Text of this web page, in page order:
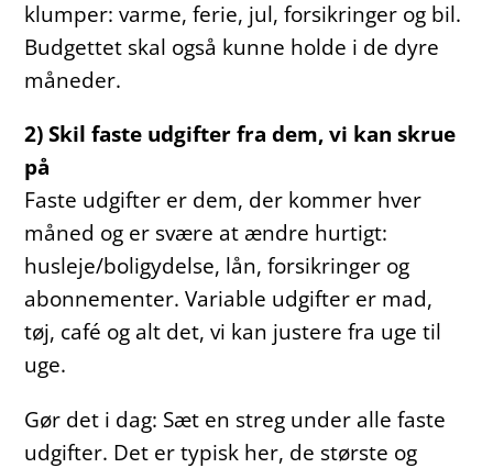
klumper: varme, ferie, jul, forsikringer og bil.
Budgettet skal også kunne holde i de dyre
måneder.
2) Skil faste udgifter fra dem, vi kan skrue
på
Faste udgifter er dem, der kommer hver
måned og er svære at ændre hurtigt:
husleje/boligydelse, lån, forsikringer og
abonnementer. Variable udgifter er mad,
tøj, café og alt det, vi kan justere fra uge til
uge.
Gør det i dag: Sæt en streg under alle faste
udgifter. Det er typisk her, de største og